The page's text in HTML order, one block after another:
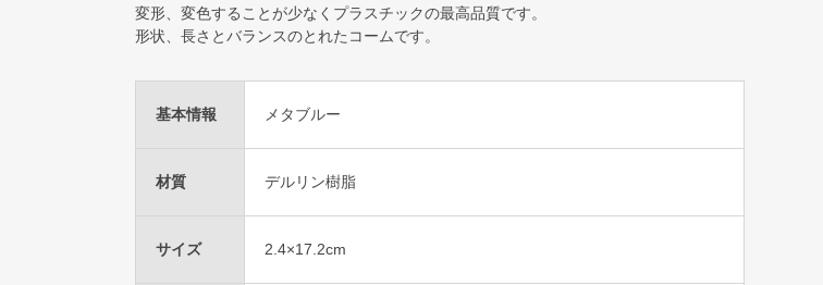
変形、変色することが少なくプラスチックの最高品質です。
形状、長さとバランスのとれたコームです。
基本情報 メタブルー
材質 デルリン樹脂
サイズ 2.4×17.2cm